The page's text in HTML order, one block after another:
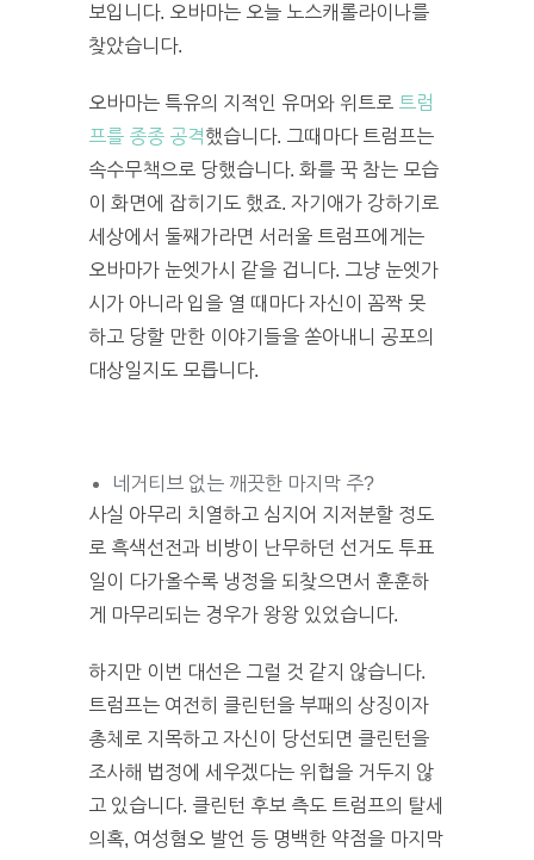
보입니다. 오바마는 오늘 노스캐롤라이나를
찾았습니다.
오바마는 특유의 지적인 유머와 위트로 트럼
프를 종종 공격했습니다. 그때마다 트럼프는
속수무책으로 당했습니다. 화를 꾹 참는 모습
이 화면에 잡히기도 했죠. 자기애가 강하기로
세상에서 둘째가라면 서러울 트럼프에게는
오바마가 눈엣가시 같을 겁니다. 그냥 눈엣가
시가 아니라 입을 열 때마다 자신이 꼼짝 못
하고 당할 만한 이야기들을 쏟아내니 공포의
대상일지도 모릅니다.
네거티브 없는 깨끗한 마지막 주?
사실 아무리 치열하고 심지어 지저분할 정도
로 흑색선전과 비방이 난무하던 선거도 투표
일이 다가올수록 냉정을 되찾으면서 훈훈하
게 마무리되는 경우가 왕왕 있었습니다.
하지만 이번 대선은 그럴 것 같지 않습니다.
트럼프는 여전히 클린턴을 부패의 상징이자
총체로 지목하고 자신이 당선되면 클린턴을
조사해 법정에 세우겠다는 위협을 거두지 않
고 있습니다. 클린턴 후보 측도 트럼프의 탈세
의혹, 여성혐오 발언 등 명백한 약점을 마지막